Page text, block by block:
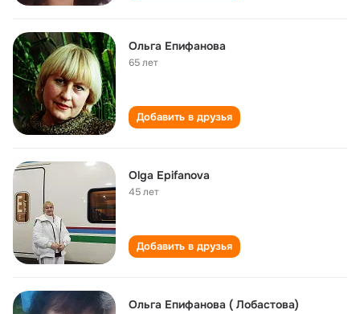
Ольга Епифанова
65 лет
Добавить в друзья
Olga Epifanova
45 лет
Добавить в друзья
Ольга Епифанова ( Лобастова)